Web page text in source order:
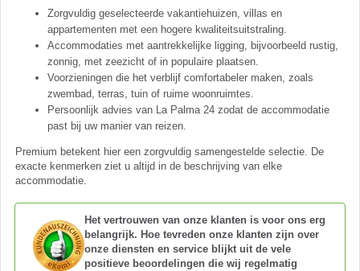
Zorgvuldig geselecteerde vakantiehuizen, villas en
appartementen met een hogere kwaliteitsuitstraling.
Accommodaties met aantrekkelijke ligging, bijvoorbeeld rustig,
zonnig, met zeezicht of in populaire plaatsen.
Voorzieningen die het verblijf comfortabeler maken, zoals
zwembad, terras, tuin of ruime woonruimtes.
Persoonlijk advies van La Palma 24 zodat de accommodatie
past bij uw manier van reizen.
Premium betekent hier een zorgvuldig samengestelde selectie. De
exacte kenmerken ziet u altijd in de beschrijving van elke
accommodatie.
Het vertrouwen van onze klanten is voor ons erg
belangrijk. Hoe tevreden onze klanten zijn over
onze diensten en service blijkt uit de vele
positieve beoordelingen die wij regelmatig